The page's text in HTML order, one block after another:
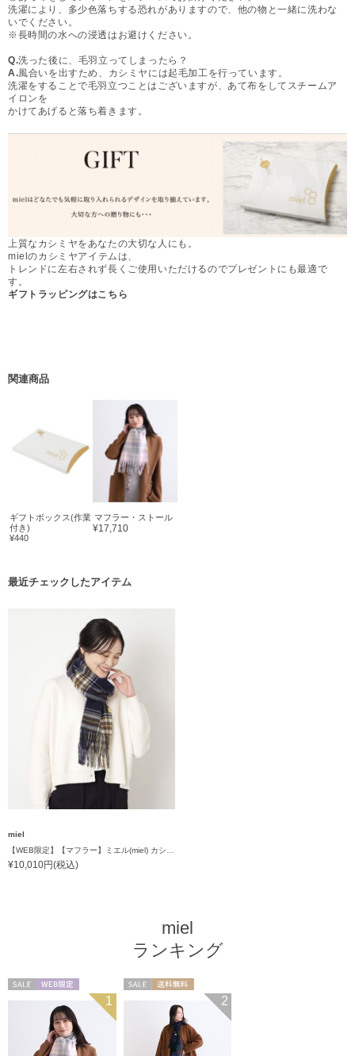
洗濯により、多少色落ちする恐れがありますので、他の物と一緒に洗わな
いでください。
※長時間の水への浸透はお避けください。
Q.洗った後に、毛羽立ってしまったら？
A.風合いを出すため、カシミヤには起毛加工を行っています。
洗濯をすることで毛羽立つことはございますが、あて布をしてスチームア
イロンを
かけてあげると落ち着きます。
上質なカシミヤをあなたの大切な人にも。
mielのカシミヤアイテムは、
トレンドに左右されず長くご使用いただけるのでプレゼントにも最適で
す。
ギフトラッピングはこちら
関連商品
ギフトボックス(作業
付き)
¥440
マフラー・ストール
¥17,710
最近チェックしたアイテム
miel
¥10,010円(税込)
miel
ランキング
WOMEN 1 2